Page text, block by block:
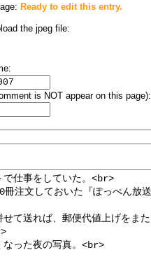
Ready to edit this entry.
the jpeg file:
is NOT appear on this page):